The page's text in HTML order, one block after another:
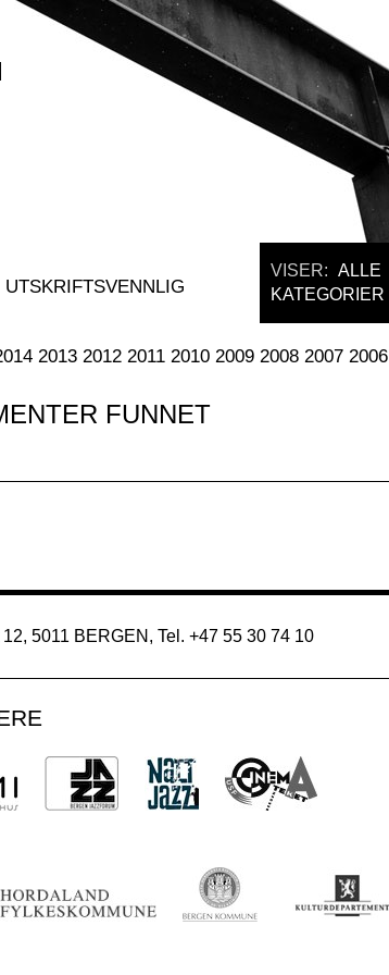
UTSKRIFTSVENNLIG
2013 2012 2011 2010 2009 2008 2007 2006
VISER: ALLE
KATEGORIER
FUNNET
5011 BERGEN, Tel. +47 55 30 74 10